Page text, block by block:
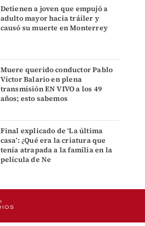
Detienen a joven que empujó a
adulto mayor hacia tráiler y
causó su muerte en Monterrey
Muere querido conductor Pablo
Víctor Balario en plena
transmisión EN VIVO a los 49
años; esto sabemos
Final explicado de ‘La última
casa’: ¿Qué era la criatura que
tenía atrapada a la familia en la
película de Ne